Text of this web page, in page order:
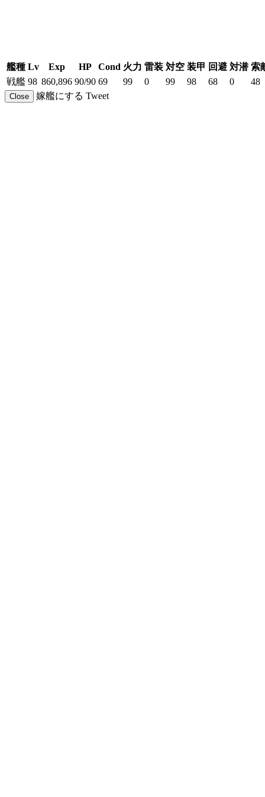
艦種 Lv Exp HP Cond 火力 雷装 対空 装甲 回避 対潜 索
戦艦 98 860,896 90/90 69 99 0 99 98 68 0 48
Close 嫁艦にする Tweet